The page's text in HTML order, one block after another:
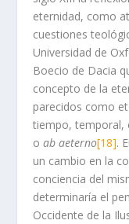
eternidad, como
cuestiones
Universidad de
Boecio de Dacia
concepto de la
parecidos como
tiempo, temporal,
oab aeterno[18].
un cambio en la
conciencia del
determinaría el
Occidente de la